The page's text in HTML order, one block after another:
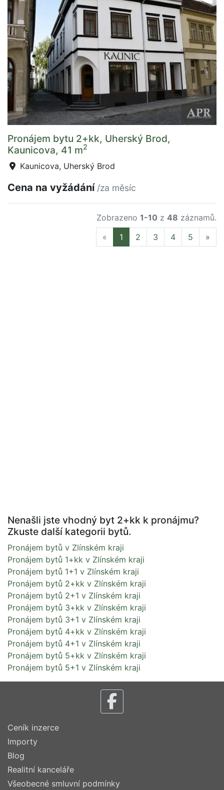
Pronájem bytu 2+kk, Uherský Brod,
Kaunicova, 41 m2
Kaunicova, Uherský Brod
Cena na vyžádání /za měsíc
Zobrazeno 1-10 z 48 záznamů.
« Previous
1 2 3 4 5 »
Nenašli jste vhodný byt 2+kk k pronájmu?
Zkuste další kategorii bytů.
Pronájem bytů v Zlínském kraji
Pronájem bytů 1+kk v Zlínském kraji
Pronájem bytů 1+1 v Zlínském kraji
Pronájem bytů 2+kk v Zlínském kraji
Pronájem bytů 2+1 v Zlínském kraji
Pronájem bytů 3+kk v Zlínském kraji
Pronájem bytů 3+1 v Zlínském kraji
Pronájem bytů 4+kk v Zlínském kraji
Pronájem bytů 4+1 v Zlínském kraji
Pronájem bytů 5+kk v Zlínském kraji
Pronájem bytů 5+1 v Zlínském kraji
Ceník inzerce
Importy
Blog
Realitní kanceláře
Všeobecné smluvní podmínky